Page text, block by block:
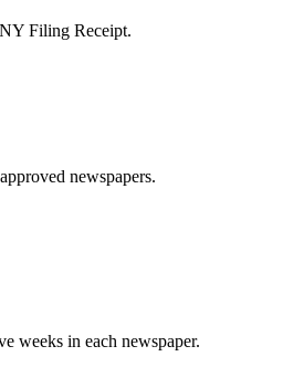
Filing Receipt.
newspapers.
weeks in each newspaper.